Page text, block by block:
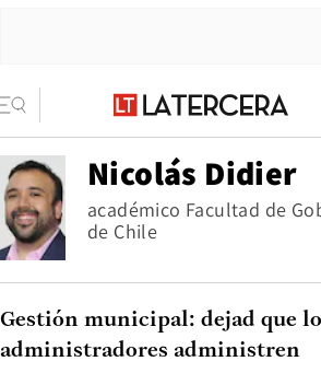
Nicolás Didier
académico Facultad de
de Chile
Gestión municipal: dejad que
administradores administren